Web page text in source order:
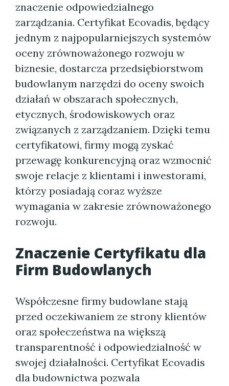
znaczenie odpowiedzialnego
zarządzania. Certyfikat Ecovadis, będący
jednym z najpopularniejszych systemów
oceny zrównoważonego rozwoju w
biznesie, dostarcza przedsiębiorstwom
budowlanym narzędzi do oceny swoich
działań w obszarach społecznych,
etycznych, środowiskowych oraz
związanych z zarządzaniem. Dzięki temu
certyfikatowi, firmy mogą zyskać
przewagę konkurencyjną oraz wzmocnić
swoje relacje z klientami i inwestorami,
którzy posiadają coraz wyższe
wymagania w zakresie zrównoważonego
rozwoju.
Znaczenie Certyfikatu dla
Firm Budowlanych
Współczesne firmy budowlane stają
przed oczekiwaniem ze strony klientów
oraz społeczeństwa na większą
transparentność i odpowiedzialność w
swojej działalności. Certyfikat Ecovadis
dla budownictwa pozwala